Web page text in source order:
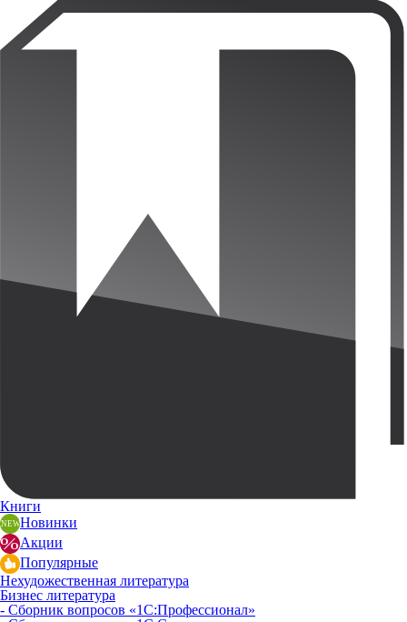
Книги
Новинки
Акции
Популярные
Нехудожественная литература
Бизнес литература
- Сборник вопросов «1С:Профессионал»